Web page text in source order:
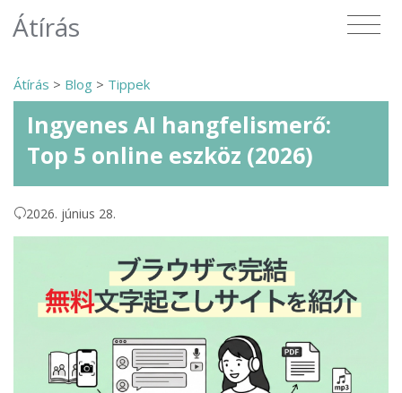
Átírás
Átírás > Blog > Tippek
Ingyenes AI hangfelismerő:
Top 5 online eszköz (2026)
2026. június 28.